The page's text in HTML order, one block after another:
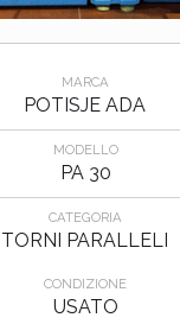
MARCA
POTISJE ADA
MODELLO
PA 30
CATEGORIA
TORNI PARALLELI
CONDIZIONE
USATO